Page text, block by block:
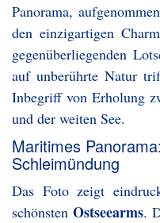
Panorama,
den einzigartigen
gegenüberliegenden
auf unberührte Natur
Inbegriff von Erholung
und der weiten See.
Maritimes
Schleimündung
Das Foto zeigt
schönsten Ostseearms.